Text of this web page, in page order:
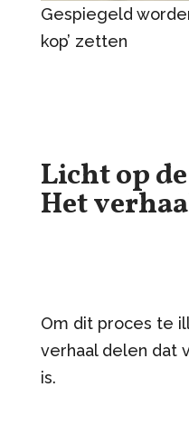
Gespiegeld
kop’ zetten
Licht op
Het
Om dit proces te
verhaal delen dat
is.